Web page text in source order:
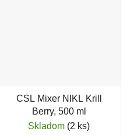
CSL Mixer NIKL Krill
Berry, 500 ml
Skladom (2 ks)